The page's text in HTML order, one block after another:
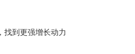
找到更强增长动力